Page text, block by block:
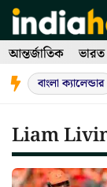
Skip
to
content
আন্তর্জাতিক ভারত
বাংলা ক্যালেন্ডার
Liam